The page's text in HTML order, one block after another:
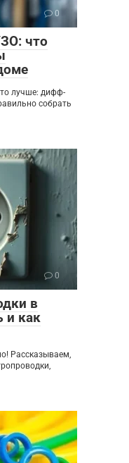
0
что
лучше: дифф-
собрать
0
в
и как
Рассказываем,